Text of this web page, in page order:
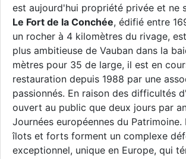
est aujourd'hui propriété privée et ne
Le Fort de la Conchée, édifié entre
un rocher à 4 kilomètres du rivage,
plus ambitieuse de Vauban dans la
mètres pour 35 de large, il est en
restauration depuis 1988 par une
passionnés. En raison des difficultés
ouvert au public que deux jours par
Journées européennes du Patrimoine.
îlots et forts forment un complexe
exceptionnel, unique en Europe, qui